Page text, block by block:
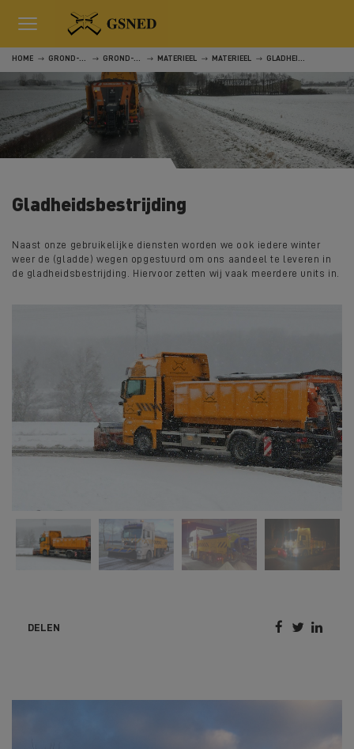
HOME GROND-, WEG- EN WATERWERKEN GROND-, WEG- EN WATERWERKEN MATERIEEL MATERIEEL GLADHEIDSBESTRIJDING
Gladheidsbestrijding
Naast onze gebruikelijke diensten worden we ook iedere winter
weer de (gladde) wegen opgestuurd om ons aandeel te leveren in
de gladheidsbestrijding. Hiervoor zetten wij vaak meerdere units in.
DELEN   